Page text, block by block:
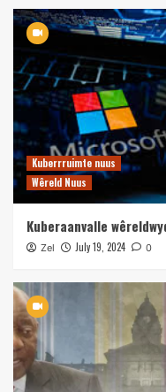
Kuberrruimte nuus
Wêreld Nuus
Kuberaanvalle
Zel July 19, 2024 0